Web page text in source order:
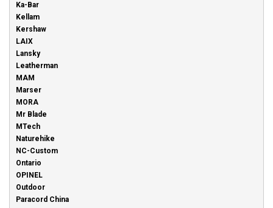
Ka-Bar
Kellam
Kershaw
LAIX
Lansky
Leatherman
MAM
Marser
MORA
Mr Blade
MTech
Naturehike
NC-Custom
Ontario
OPINEL
Outdoor
Paracord China